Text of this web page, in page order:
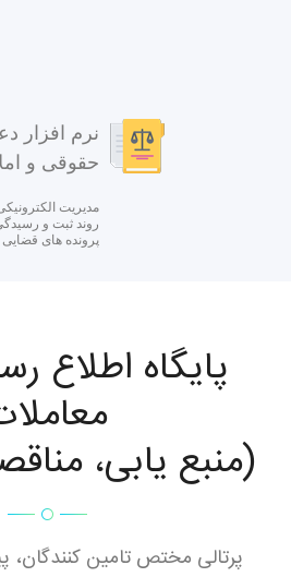
نرم افزار
حقوقی و
مدیریت
روند ثبت و
پرونده های
پایگاه اطلاع
(منبع یابی،
پرتالی مختص تامین کنندگان،